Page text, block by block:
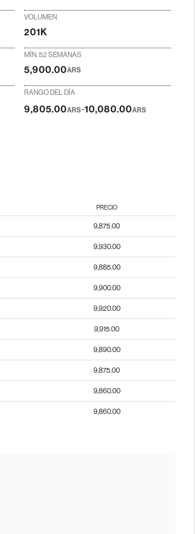
VOLUMEN
201K
MÍN. 52 SEMANAS
5,900.00ARS
RANGO DEL DÍA
9,805.00ARS-10,080.00ARS
PRECIO
9,875.00
9,930.00
9,885.00
9,900.00
9,920.00
9,915.00
9,890.00
9,875.00
9,860.00
9,860.00